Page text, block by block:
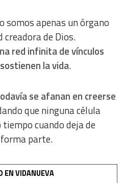
somos apenas un órgano
de Dios.
red infinita de vínculos
la vida.
se afanan en creerse
que ninguna célula
cuando deja de
parte.
EN VIDANUEVA